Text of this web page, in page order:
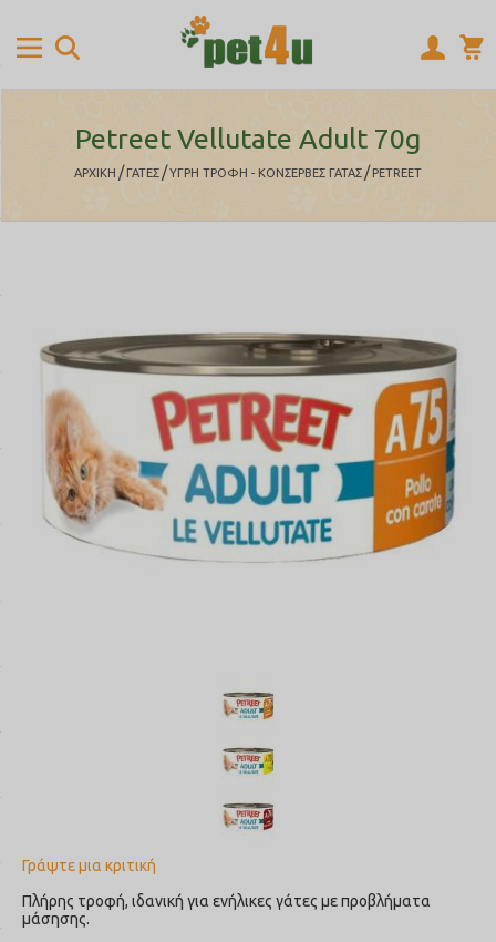
Petreet Vellutate Adult 70g
ΑΡΧΙΚΉ / ΓΑΤΕΣ /ΥΓΡΗ ΤΡΟΦΗ - ΚΟΝΣΕΡΒΕΣ ΓΑΤΑΣ / PETREET
Γράψτε μια κριτική
Πλήρης τροφή, ιδανική για ενήλικες γάτες με προβλήματα
μάσησης.